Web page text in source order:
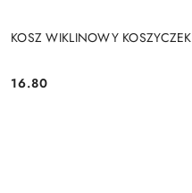
KOSZ WIKLINOWY KOSZYCZEK
Cena:
16.80